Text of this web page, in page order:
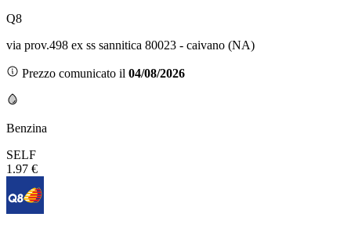
Q8
via prov.498 ex ss sannitica 80023 - caivano (NA)
Prezzo comunicato il 04/08/2026
Benzina
SELF
1.97 €